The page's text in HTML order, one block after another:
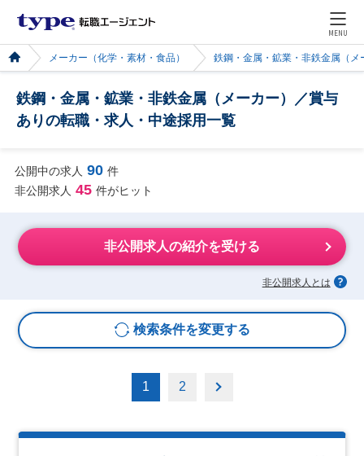
MENU
メーカー（化学・素材・食品） 鉄鋼・金属・鉱業・非鉄金属（メ
鉄鋼・金属・鉱業・非鉄金属（メーカー）／賞与
ありの転職・求人・中途採用一覧
公開中の求人 90 件
非公開求人 45 件がヒット
非公開求人の紹介を受ける
非公開求人とは
検索条件を変更する
1 2